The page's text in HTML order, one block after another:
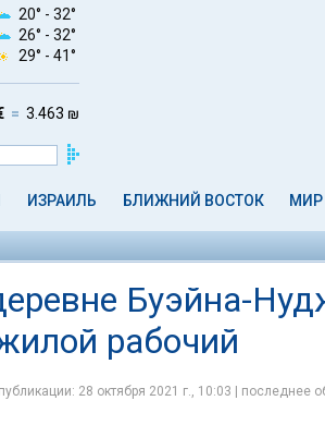
20° - 32°
26° - 32°
29° - 41°
3.463 ₪
ИЗРАИЛЬ БЛИЖНИЙ ВОСТОК МИР
Буэйна-
рабочий
28 октября 2021 г., 10:03 | последнее